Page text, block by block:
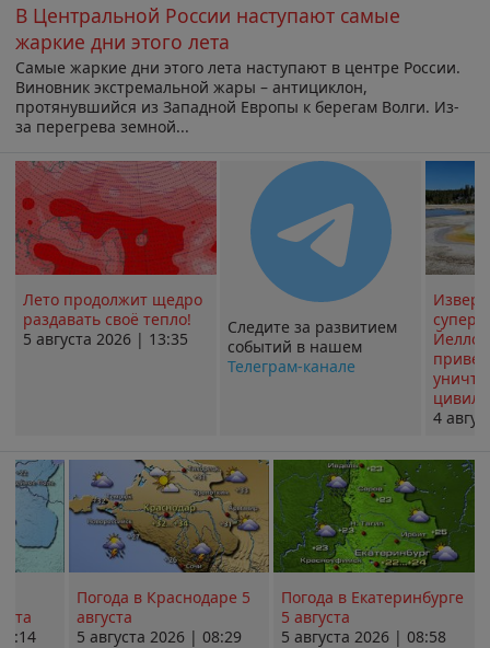
В Центральной России наступают самые
жаркие дни этого лета
Самые жаркие дни этого лета наступают в центре России.
Виновник экстремальной жары – антициклон,
протянувшийся из Западной Европы к берегам Волги. Из-
за перегрева земной...
Лето продолжит щедро
раздавать своё тепло!
5 августа 2026 | 13:35
Следите за развитием
событий в нашем
Телеграм-канале
4
Погода в Краснодаре 5
августа
5 августа 2026 | 08:29
Погода в Екатеринбурге
5 августа
5 августа 2026 | 08:58